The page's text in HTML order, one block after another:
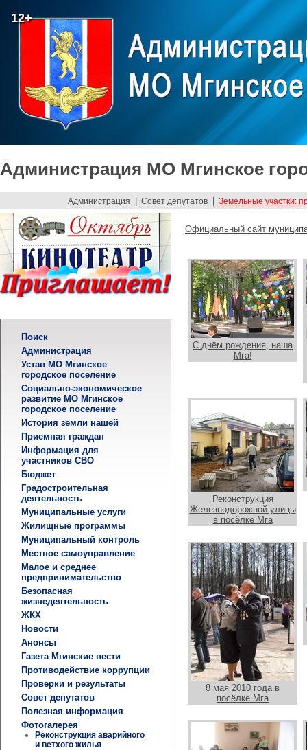
12+
Администрация МО Мгинское
Администрация Совет депутатов Земельные участки:
Поиск
Администрация
Устав МО Мгинское
городское поселение
Социально-экономическое
развитие МО Мгинское
городское поселение
История земли нашей
Приемная граждан
Информация для
участников СВО
Бюджет
Градостроительная
деятельность
Муниципальные услуги
Жилищные программы
Муниципальный контроль
Местное самоуправление
Малое и среднее
предпринимательство
Безопасная
жизнедеятельность
ЖКХ
Новости
Анонсы
Газета Мгинские вести
Противодействие коррупции
Проверки и результаты
Совет депутатов
Полезная информация
Фотогалерея
Реконструкция аварийного
и ветхого жилья
Официальный сайт
С днём рождения, наша
Мга!
Реконструкция
Железнодорожной улицы
в посёлке Мга
8 мая 2010 года в
посёлке Мга